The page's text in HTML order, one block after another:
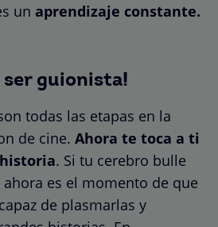
un aprendizaje constante.
ser guionista!
todas las etapas en la
de cine. Ahora te toca a ti
. Si tu cerebro bulle
es el momento de que
de plasmarlas y